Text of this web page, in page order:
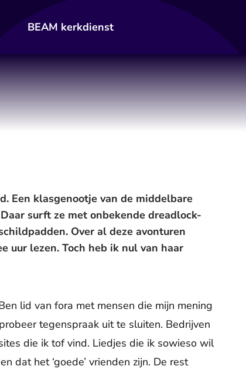
BEAM kerkdienst
Een klasgenootje van de middelbare
surft ze met onbekende dreadlock-
Over al deze avonturen
uur lezen. Toch heb ik nul van haar
lid van fora met mensen die mijn mening
tegenspraak uit te sluiten. Bedrijven
die ik tof vind. Liedjes die ik sowieso wil
dat het ‘goede’ vrienden zijn. De rest